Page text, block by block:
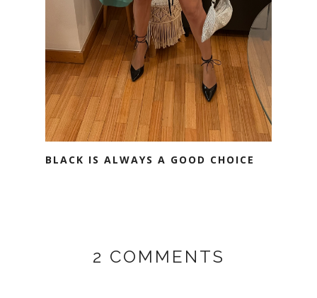
BLACK IS ALWAYS A GOOD CHOICE
2 COMMENTS